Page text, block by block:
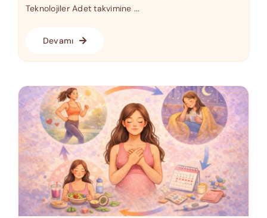
Teknolojiler Adet takvimine ...
Devamı